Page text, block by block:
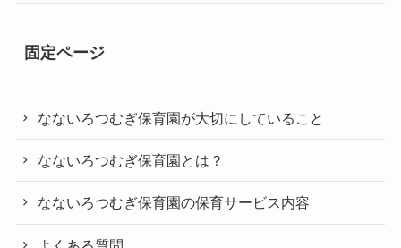
固定ページ
なないろつむぎ保育園が大切にしていること
なないろつむぎ保育園とは？
なないろつむぎ保育園の保育サービス内容